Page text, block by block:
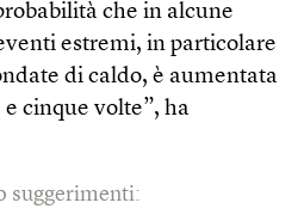
che in alcune
estremi, in particolare
di caldo, è aumentata
cinque volte”, ha
suggerimenti: